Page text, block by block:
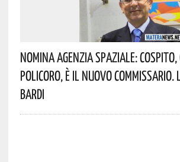
Nomina Agenzia Spaziale:
Policoro, È Il Nuovo Commissario.
Bardi